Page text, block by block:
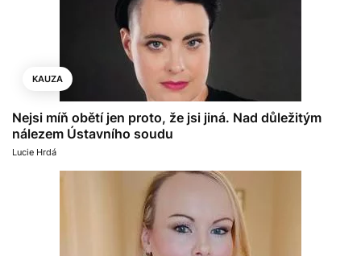
KAUZA
Nejsi míň obětí jen proto, že jsi jiná. Nad důležitým
nálezem Ústavního soudu
Lucie Hrdá